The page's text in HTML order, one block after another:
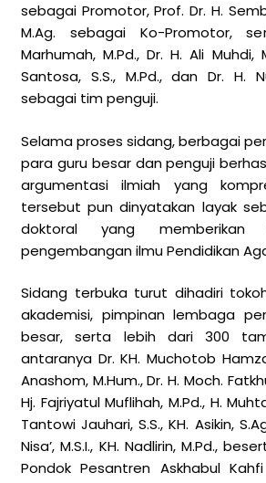
sebagai Promotor, Prof. Dr. H.
M.Ag. sebagai Ko-Promotor,
Marhumah, M.Pd., Dr. H. Ali Muhdi,
Santosa, S.S., M.Pd., dan Dr. H.
sebagai tim penguji.
Selama proses sidang, berbagai
para guru besar dan penguji
argumentasi ilmiah yang
tersebut pun dinyatakan layak
doktoral yang memberikan
pengembangan ilmu Pendidikan
Sidang terbuka turut dihadiri
akademisi, pimpinan lembaga
besar, serta lebih dari 300
antaranya Dr. KH. Muchotob
Anashom, M.Hum., Dr. H. Moch.
Hj. Fajriyatul Muflihah, M.Pd., H.
Tantowi Jauhari, S.S., KH. Asikin,
Nisa’, M.S.I., KH. Nadlirin, M.Pd.,
Pondok Pesantren Askhabul Kahfi